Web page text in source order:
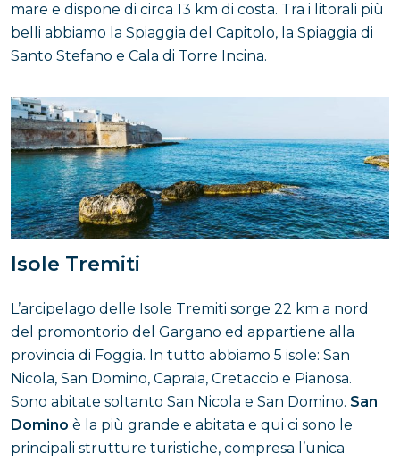
mare e dispone di circa 13 km di costa. Tra i litorali più
belli abbiamo la Spiaggia del Capitolo, la Spiaggia di
Santo Stefano e Cala di Torre Incina.
Isole Tremiti
L’arcipelago delle Isole Tremiti sorge 22 km a nord
del promontorio del Gargano ed appartiene alla
provincia di Foggia. In tutto abbiamo 5 isole: San
Nicola, San Domino, Capraia, Cretaccio e Pianosa.
Sono abitate soltanto San Nicola e San Domino. San
Domino è la più grande e abitata e qui ci sono le
principali strutture turistiche, compresa l’unica